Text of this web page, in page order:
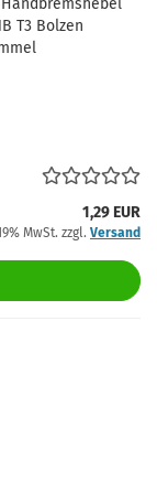
T3 Bolzen
1,29 EUR
MwSt. zzgl. Versand